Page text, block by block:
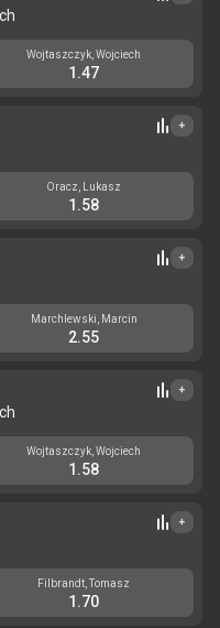
Wojtaszczyk, Wojciech
1.47
+
Oracz, Lukasz
1.58
+
Marchlewski, Marcin
2.55
+
Wojtaszczyk, Wojciech
1.58
+
Filbrandt, Tomasz
1.70